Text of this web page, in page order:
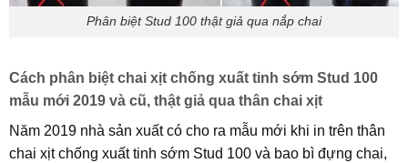
Phân biệt Stud 100 thật giả qua nắp chai
Cách phân biệt chai xịt chống xuất tinh sớm Stud 100
mẫu mới 2019 và cũ, thật giả qua thân chai xịt
Năm 2019 nhà sản xuất có cho ra mẫu mới khi in trên thân
chai xịt chống xuất tinh sớm Stud 100 và bao bì đựng chai,